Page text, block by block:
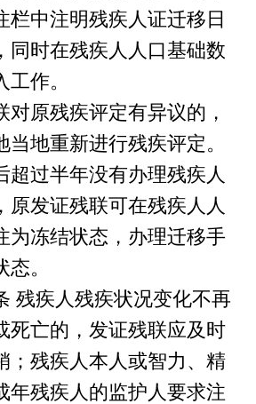
栏中注明残疾人证迁移日
同时在残疾人人口基础数
作。
原残疾评定有异议的，
地重新进行残疾评定。
过半年没有办理残疾人
原发证残联可在残疾人人
为冻结状态，办理迁移手
。
疾人残疾状况变化不再
死亡的，发证残联应及时
；残疾人本人或智力、精
年残疾人的监护人要求注